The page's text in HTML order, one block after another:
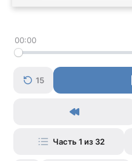
00:00
15
Часть 1 из 32